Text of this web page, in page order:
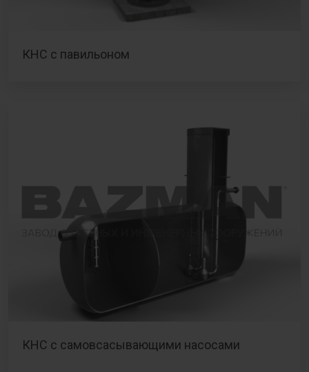
КНС с павильоном
КНС с самовсасывающими насосами